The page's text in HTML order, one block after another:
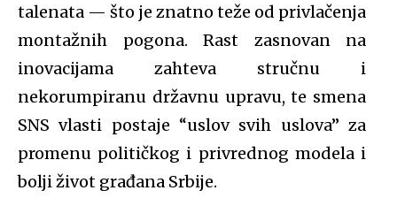
talenata — što je znatno teže od privlačenja
montažnih pogona. Rast zasnovan na
inovacijama zahteva stručnu i
nekorumpiranu državnu upravu, te smena
SNS vlasti postaje “uslov svih uslova” za
promenu političkog i privrednog modela i
bolji život građana Srbije.